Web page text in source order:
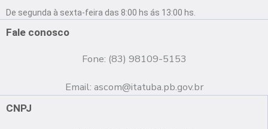
o
o
b
e
g
r
De segunda à sexta-feira das 8:00 hs ás 13:00 hs.
Fale conosco
Fone: (83) 98109-5153
Email: ascom@itatuba.pb.gov.br
CNPJ